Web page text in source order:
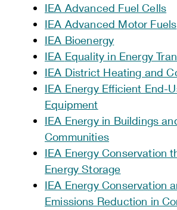
IEA Advanced Fuel Cells
IEA Advanced Motor Fuels
IEA Bioenergy
IEA Equality in Energy
IEA District Heating and
IEA Energy Efficient End-
Equipment
IEA Energy in Buildings
Communities
IEA Energy Conservation
Energy Storage
IEA Energy Conservation
Emissions Reduction in